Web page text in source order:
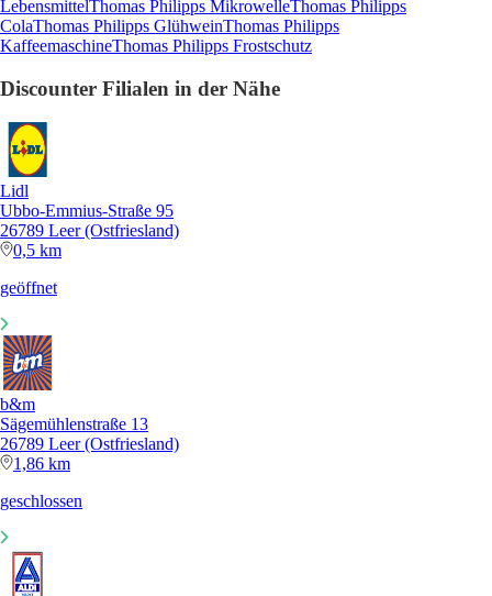
LebensmittelThomas Philipps MikrowelleThomas Philipps
ColaThomas Philipps GlühweinThomas Philipps
KaffeemaschineThomas Philipps Frostschutz
Discounter Filialen in der Nähe
Lidl
Ubbo-Emmius-Straße 95
26789 Leer (Ostfriesland)
0,5 km
geöffnet
b&m
Sägemühlenstraße 13
26789 Leer (Ostfriesland)
1,86 km
geschlossen